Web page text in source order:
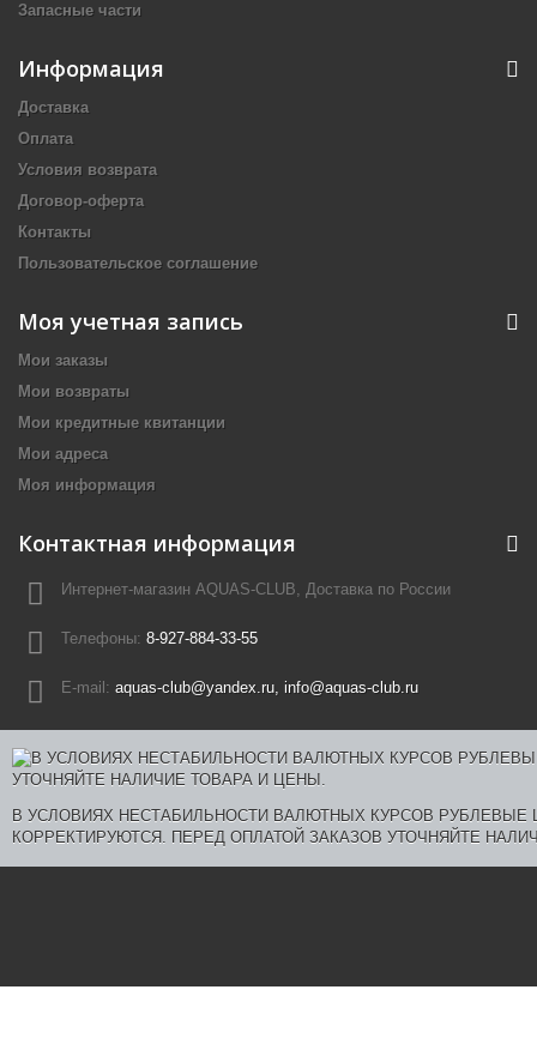
Запасные части
Информация
Доставка
Оплата
Условия возврата
Договор-оферта
Контакты
Пользовательское соглашение
Моя учетная запись
Мои заказы
Мои возвраты
Мои кредитные квитанции
Мои адреса
Моя информация
Контактная информация
Интернет-магазин AQUAS-CLUB, Доставка по России
Телефоны: 8-927-884-33-55
E-mail: aquas-club@yandex.ru, info@aquas-club.ru
В УСЛОВИЯХ НЕСТАБИЛЬНОСТИ ВАЛЮТНЫХ КУРСОВ
КОРРЕКТИРУЮТСЯ. ПЕРЕД ОПЛАТОЙ ЗАКАЗОВ УТОЧНЯЙТЕ